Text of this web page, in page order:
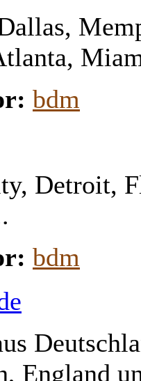
bdm
Detroit,
bdm
England